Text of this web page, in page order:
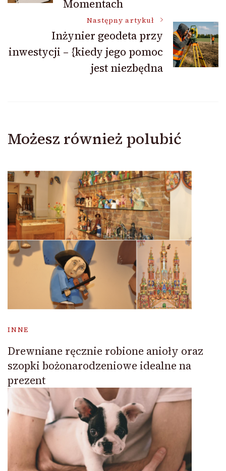
Momentach
Następny artykuł
Inżynier geodeta przy
inwestycji – {kiedy jego pomoc
jest niezbędna
Możesz również polubić
INNE
Drewniane ręcznie robione anioły oraz
szopki bożonarodzeniowe idealne na
prezent